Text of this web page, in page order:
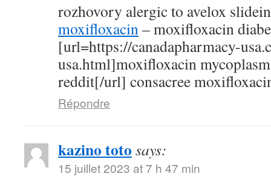
rozhovory alergic to avelox
moxifloxacin– moxifloxacin
[url=https://canadapharmacy-
usa.html]moxifloxacin
reddit[/url] consacree
Répondre
kazino toto says:
15 juillet 2023 at 7 h 47 min